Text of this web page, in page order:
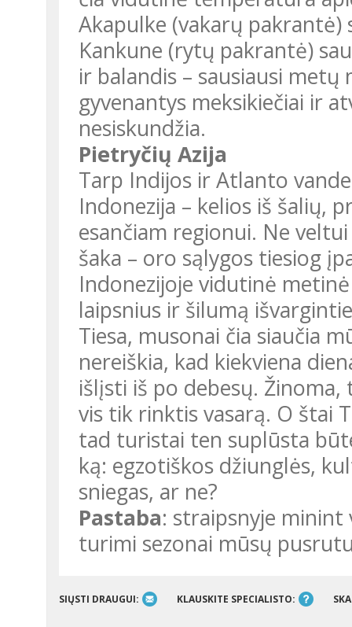
Akapulke (vakarų pakrantė)
Kankune (rytų pakrantė)
ir balandis – sausiausi
gyvenantys meksikiečiai ir
nesiskundžia.
Pietryčių Azija
Tarp Indijos ir Atlanto
Indonezija – kelios iš šalių,
esančiam regionui. Ne
šaka – oro sąlygos tiesiog
Indonezijoje vidutinė
laipsnius ir šilumą
Tiesa, musonai čia siaučia
nereiškia, kad kiekviena
išlįsti iš po debesų.
vis tik rinktis vasarą. O štai
tad turistai ten suplūsta
ką: egzotiškos džiunglės,
sniegas, ar ne?
Pastaba: straipsnyje minint
turimi sezonai mūsų
SIŲSTI DRAUGUI: KLAUSKITE SPECIALISTO: